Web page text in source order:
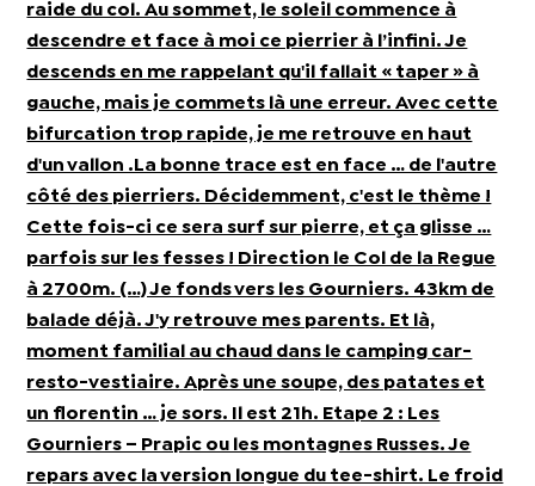
raide du col. Au sommet, le soleil commence à
descendre et face à moi ce pierrier à l’infini. Je
descends en me rappelant qu'il fallait « taper » à
gauche, mais je commets là une erreur. Avec cette
bifurcation trop rapide, je me retrouve en haut
d'un vallon .La bonne trace est en face … de l'autre
côté des pierriers. Décidemment, c'est le thème !
Cette fois-ci ce sera surf sur pierre, et ça glisse …
parfois sur les fesses ! Direction le Col de la Regue
à 2700m. (…) Je fonds vers les Gourniers. 43km de
balade déjà. J'y retrouve mes parents. Et là,
moment familial au chaud dans le camping car-
resto-vestiaire. Après une soupe, des patates et
un florentin … je sors. Il est 21h. Etape 2 : Les
Gourniers – Prapic ou les montagnes Russes. Je
repars avec la version longue du tee-shirt. Le froid